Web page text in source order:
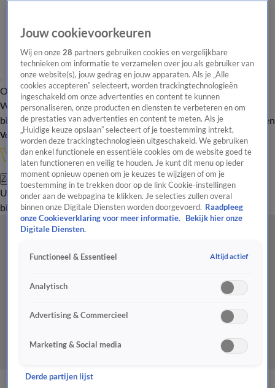
Overzicht Onze programma's Uitzendingen Onze gezichten
In de
WandelgangenInterviewsUitzending
bijwonenPodcastShopVeelgestelde vragenKijkersvraag insturen
Volg Vandaag Inside
Zoeken
UitzendingenVandaag InsideDe OranjezomerShopUitzending
bijwonen
Jouw cookievoorkeuren
Wij en onze28 partners gebruiken cookies en vergelijkbare
technieken om informatie te verzamelen over jou als gebruiker van
onze website(s), jouw gedrag en jouw apparaten. Als je „Alle
cookies accepteren” selecteert, worden trackingtechnologieën
ingeschakeld om onze advertenties en content te kunnen
personaliseren, onze producten en diensten te verbeteren en om
de prestaties van advertenties en content te meten. Als je
„Huidige keuze opslaan” selecteert of je toestemming intrekt,
worden deze trackingtechnologieën uitgeschakeld. We gebruiken
dan enkel functionele en essentiële cookies om de website goed te
laten functioneren en veilig te houden. Je kunt dit menu op ieder
moment opnieuw openen om je keuzes te wijzigen of om je
toestemming in te trekken door op de link Cookie-instellingen
onder aan de webpagina te klikken. Je selecties zullen overal
binnen onze Digitale Diensten worden doorgevoerd. Raadpleeg
onze Cookieverklaring voor meer informatie.
Bekijk hier onze
Digitale Diensten.
Functioneel & Essentieel Altijd actief
Analytisch
Advertising & Commercieel
Marketing & Social media
Derde partijen lijst